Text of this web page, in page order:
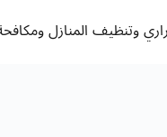
وتنظيف المنازل